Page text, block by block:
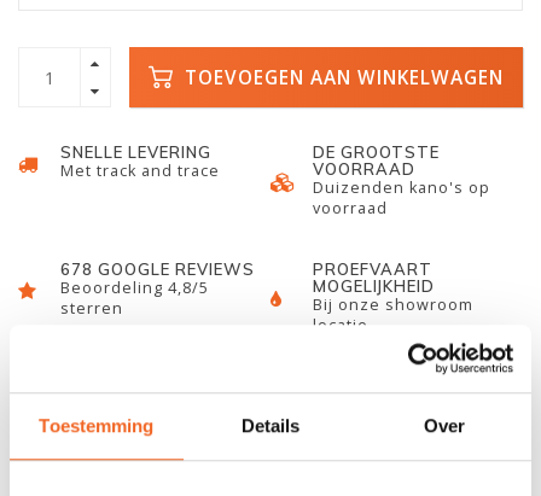
Toestemming Details Over
TOEVOEGEN AAN WINKELWAGEN
SNELLE LEVERING
Met track and trace
DE GROOTSTE
VOORRAAD
Duizenden kano's op
voorraad
678 GOOGLE REVIEWS
Beoordeling 4,8/5
sterren
PROEFVAART
MOGELIJKHEID
Bij onze showroom
locatie
INFORMATIE